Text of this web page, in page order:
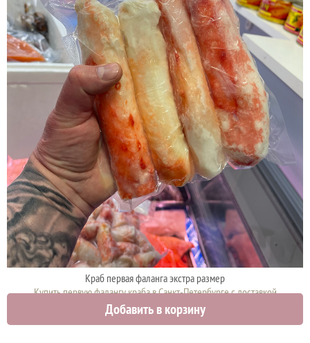
Краб первая фаланга экстра размер
Купить первую фалангу краба в Санкт-Петербурге с доставкой
12000 руб.
Добавить в корзину